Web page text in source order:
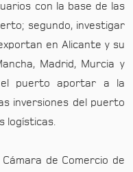
con la base de las
segundo, investigar
en Alicante y su
Madrid, Murcia y
puerto aportar a la
inversiones del puerto
logísticas.
de Comercio de